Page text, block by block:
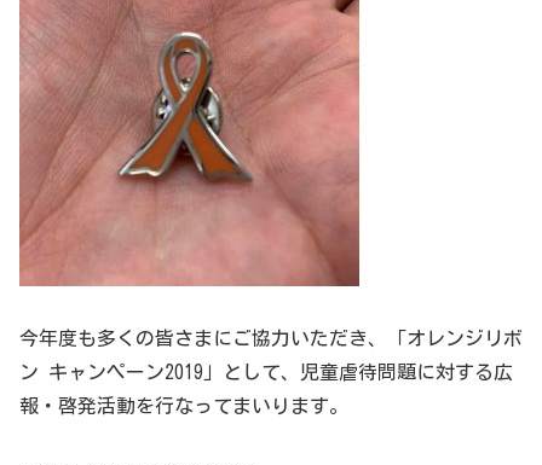
今年度も多くの皆さまにご協力いただき、「オレンジリボ
ン キャンペーン2019」として、児童虐待問題に対する広
報・啓発活動を行なってまいります。